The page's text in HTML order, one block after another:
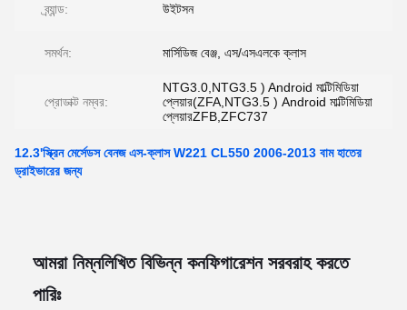
ব্র্যান্ড: উইটসন
সমর্থন: মার্সিডিজ বেঞ্জ, এস/এসএলকে ক্লাস
প্রোডাক্ট নম্বর:
NTG3.0,NTG3.5 ) Android মাল্টিমিডিয়া
প্লেয়ার(ZFA,NTG3.5 ) Android মাল্টিমিডিয়া
প্লেয়ারZFB,ZFC737
12.3'স্ক্রিন মের্সেডস বেনজ এস-ক্লাস W221 CL550 2006-2013 বাম হাতের
ড্রাইভারের জন্য
আমরা নিম্নলিখিত বিভিন্ন কনফিগারেশন সরবরাহ করতে
পারিঃ